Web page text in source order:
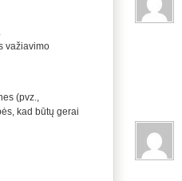
važiavimo
(pvz.,
kad būtų gerai